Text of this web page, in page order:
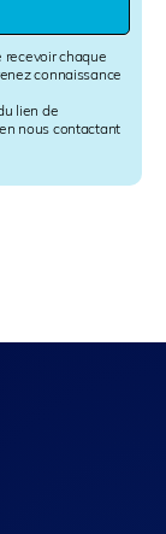
recevoir chaque
connaissance
lien de
nous contactant